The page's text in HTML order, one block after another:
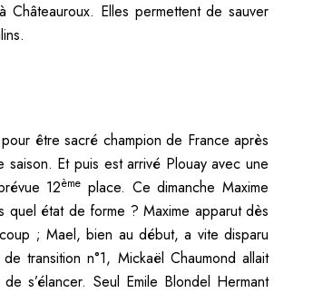
Châteauroux. Elles permettent de sauver
être sacré champion de France après
Et puis est arrivé Plouay avec une
12ème place. Ce dimanche Maxime
quel état de forme ? Maxime apparut dès
; Mael, bien au début, a vite disparu
transition n°1, Mickaël Chaumond allait
s’élancer. Seul Emile Blondel Hermant